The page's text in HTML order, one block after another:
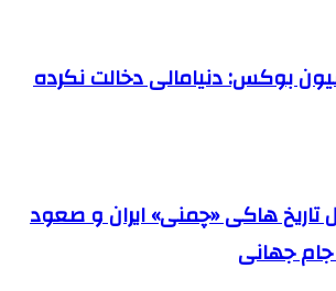
بوکس: دنیامالی دخالت نکرده
تاریخ هاکی «چمنی» ایران و صعود
جام جهانی